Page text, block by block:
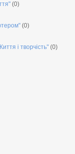
(0)
(0)
і творчість" (0)